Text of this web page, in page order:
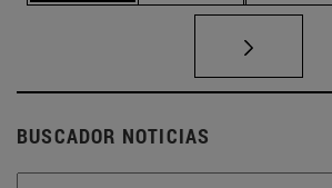
BUSCADOR NOTICIAS